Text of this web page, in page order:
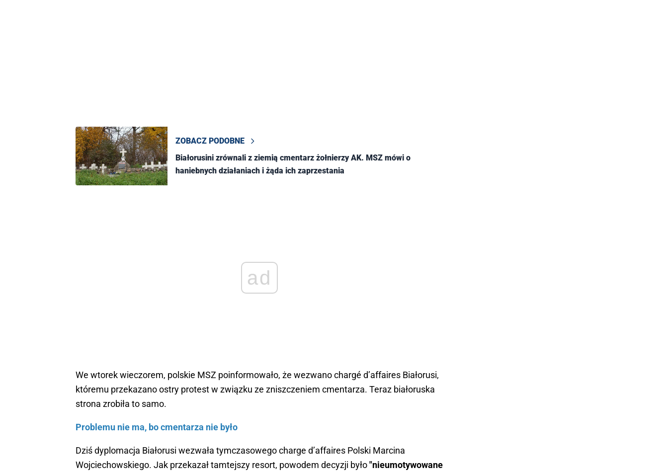
ZOBACZ PODOBNE
Białorusini zrównali z ziemią cmentarz żołnierzy AK. MSZ mówi o
haniebnych działaniach i żąda ich zaprzestania
ad
We wtorek wieczorem, polskie MSZ poinformowało, że wezwano chargé d’affaires Białorusi,
któremu przekazano ostry protest w związku ze zniszczeniem cmentarza. Teraz białoruska
strona zrobiła to samo.
Problemu nie ma, bo cmentarza nie było
Dziś dyplomacja Białorusi wezwała tymczasowego charge d’affaires Polski Marcina
Wojciechowskiego. Jak przekazał tamtejszy resort, powodem decyzji było"nieumotywowane